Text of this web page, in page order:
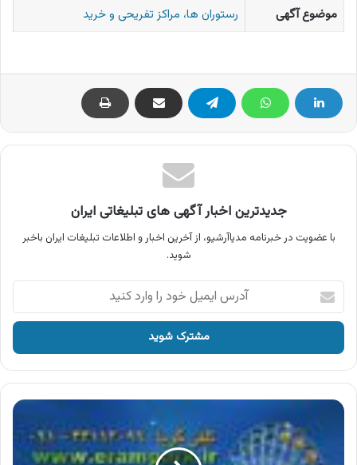
موضوع آگهی
رستوران ها، مراکز تفریحی و خرید
جدیدترین اخبار آگهی های تبلیغاتی ایران
با عضویت در خبرنامه مدیاآرشیو، از آخرین اخبار و اطلاعات تبلیغات ایران باخبر
شوید.
آدرس
ایمیل
خود
وارد
کنید
آگهی